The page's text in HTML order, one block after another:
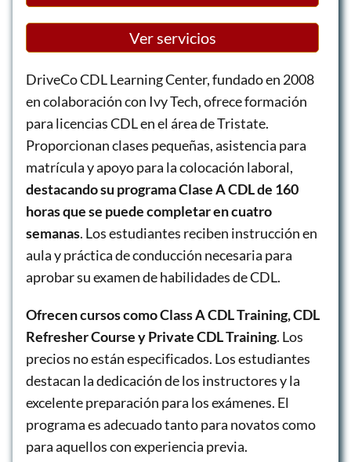
Ver servicios
DriveCo CDL Learning Center, fundado en 2008
en colaboración con Ivy Tech, ofrece formación
para licencias CDL en el área de Tristate.
Proporcionan clases pequeñas, asistencia para
matrícula y apoyo para la colocación laboral,
destacando su programa Clase A CDL de 160
horas que se puede completar en cuatro
semanas. Los estudiantes reciben instrucción en
aula y práctica de conducción necesaria para
aprobar su examen de habilidades de CDL.
Ofrecen cursos como Class A CDL Training, CDL
Refresher Course y Private CDL Training. Los
precios no están especificados. Los estudiantes
destacan la dedicación de los instructores y la
excelente preparación para los exámenes. El
programa es adecuado tanto para novatos como
para aquellos con experiencia previa.